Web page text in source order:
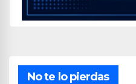
No te lo pierdas